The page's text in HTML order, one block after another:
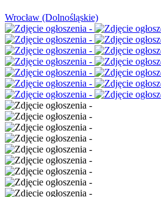
Wrocław (Dolnośląskie)